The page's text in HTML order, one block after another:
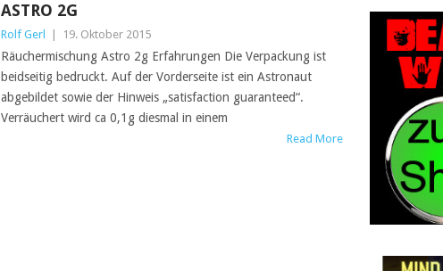
ASTRO 2G
Rolf Gerl 19. Oktober 2015
Räuchermischung Astro 2g Erfahrungen Die Verpackung ist
beidseitig bedruckt. Auf der Vorderseite ist ein Astronaut
abgebildet sowie der Hinweis „satisfaction guaranteed“.
Verräuchert wird ca 0,1g diesmal in einem
Read More